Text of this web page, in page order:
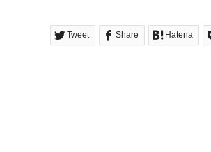
Tweet Share Hatena